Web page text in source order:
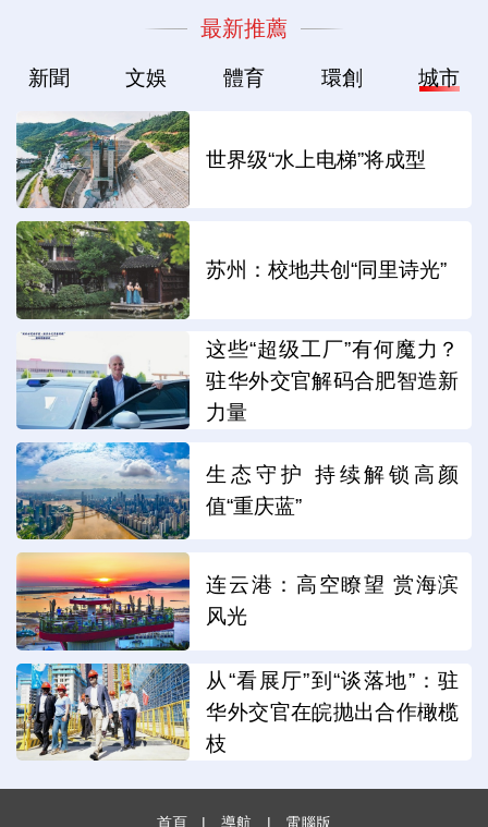
最新推薦
新聞 文娛 體育 環創 城市
世界级“水上电梯”将成型
苏州：校地共创“同里诗光”
这些“超级工厂”有何魔力？
驻华外交官解码合肥智造新
力量
生态守护 持续解锁高颜
值“重庆蓝”
连云港：高空瞭望 赏海滨
风光
从“看展厅”到“谈落地”：驻
华外交官在皖抛出合作橄榄
枝
首頁 | 導航 | 電腦版